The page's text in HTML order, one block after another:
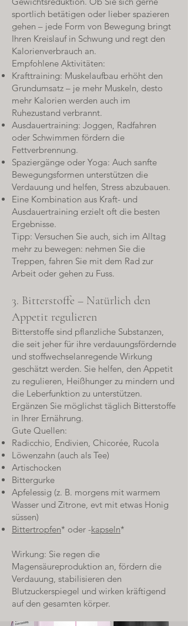
sportlich betätigen oder lieber spazieren
gehen – jede Form von Bewegung bringt
Ihren Kreislauf in Schwung und regt den
Kalorienverbrauch an.
Empfohlene Aktivitäten:
Krafttraining: Muskelaufbau erhöht den
Grundumsatz – je mehr Muskeln, desto
mehr Kalorien werden auch im
Ruhezustand verbrannt.
Ausdauertraining: Joggen, Radfahren
oder Schwimmen fördern die
Fettverbrennung.
Spaziergänge oder Yoga: Auch sanfte
Bewegungsformen unterstützen die
Verdauung und helfen, Stress abzubauen.
Eine Kombination aus Kraft- und
Ausdauertraining erzielt oft die besten
Ergebnisse.
Tipp: Versuchen Sie auch, sich im Alltag
mehr zu bewegen: nehmen Sie die
Treppen, fahren Sie mit dem Rad zur
Arbeit oder gehen zu Fuss.
3. Bitterstoffe – Natürlich den
Appetit regulieren
Bitterstoffe sind pflanzliche Substanzen,
die seit jeher für ihre verdauungsfördernde
und stoffwechselanregende Wirkung
geschätzt werden. Sie helfen, den Appetit
zu regulieren, Heißhunger zu mindern und
die Leberfunktion zu unterstützen.
Ergänzen Sie möglichst täglich Bitterstoffe
in Ihrer Ernährung.
Gute Quellen:
Radicchio, Endivien, Chicorée, Rucola
Löwenzahn (auch als Tee)
Artischocken
Bittergurke
Apfelessig (z. B. morgens mit warmem
Wasser und Zitrone, evt mit etwas Honig
süssen)
Bittertropfen* oder -kapseln*
Wirkung: Sie regen die
Magensäureproduktion an, fördern die
Verdauung, stabilisieren den
Blutzuckerspiegel und wirken kräftigend
auf den gesamten körper.